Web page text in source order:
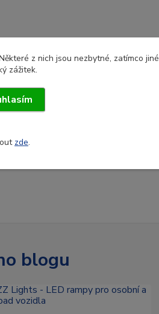
blogu
z nich jsou nezbytné, zatímco jiné
zážitek.
zde.